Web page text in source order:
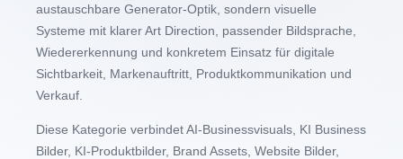
austauschbare Generator-Optik, sondern visuelle
Systeme mit klarer Art Direction, passender Bildsprache,
Wiedererkennung und konkretem Einsatz für digitale
Sichtbarkeit, Markenauftritt, Produktkommunikation und
Verkauf.
Diese Kategorie verbindet AI-Businessvisuals, KI Business
Bilder, KI-Produktbilder, Brand Assets, Website Bilder,